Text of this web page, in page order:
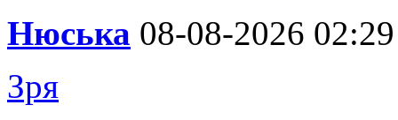
Нюська 08-08-2026 02:29
Зря